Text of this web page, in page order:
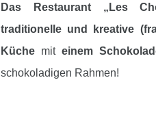
Das Restaurant „Les
traditionelle und kreative
Küche miteinem
schokoladigen Rahmen!